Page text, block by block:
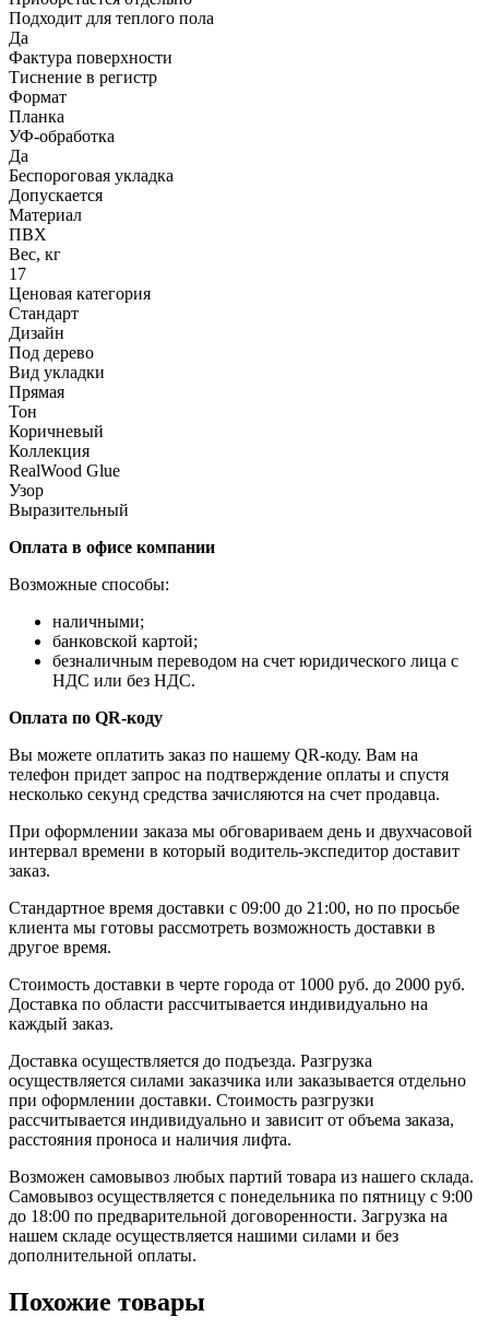
Подходит для теплого пола
Да
Фактура поверхности
Тиснение в регистр
Формат
Планка
УФ-обработка
Да
Беспороговая укладка
Допускается
Материал
ПВХ
Вес, кг
17
Ценовая категория
Стандарт
Дизайн
Под дерево
Вид укладки
Прямая
Тон
Коричневый
Коллекция
RealWood Glue
Узор
Выразительный
Оплата в офисе компании
Возможные способы:
наличными;
банковской картой;
безналичным переводом на счет юридического лица с
НДС или без НДС.
Оплата по QR-коду
Вы можете оплатить заказ по нашему QR-коду. Вам на
телефон придет запрос на подтверждение оплаты и спустя
несколько секунд средства зачисляются на счет продавца.
При оформлении заказа мы обговариваем день и двухчасовой
интервал времени в который водитель-экспедитор доставит
заказ.
Стандартное время доставки с 09:00 до 21:00, но по просьбе
клиента мы готовы рассмотреть возможность доставки в
другое время.
Стоимость доставки в черте города от 1000 руб. до 2000 руб.
Доставка по области рассчитывается индивидуально на
каждый заказ.
Доставка осуществляется до подъезда. Разгрузка
осуществляется силами заказчика или заказывается отдельно
при оформлении доставки. Стоимость разгрузки
рассчитывается индивидуально и зависит от объема заказа,
расстояния проноса и наличия лифта.
Возможен самовывоз любых партий товара из нашего склада.
Самовывоз осуществляется с понедельника по пятницу с 9:00
до 18:00 по предварительной договоренности. Загрузка на
нашем складе осуществляется нашими силами и без
дополнительной оплаты.
Похожие товары